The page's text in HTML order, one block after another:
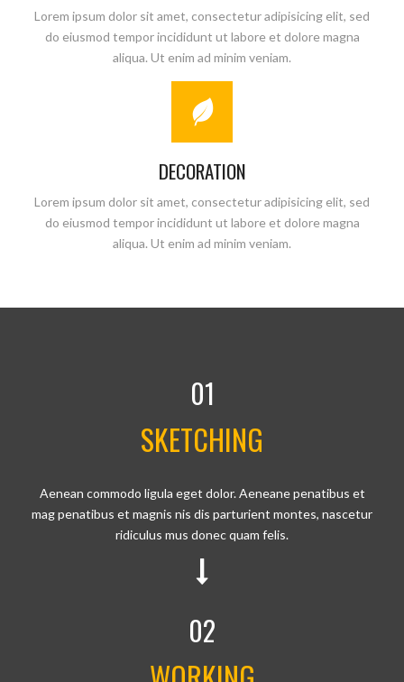
Lorem ipsum dolor sit amet, consectetur adipisicing elit, sed
do eiusmod tempor incididunt ut labore et dolore magna
aliqua. Ut enim ad minim veniam.
DECORATION
Lorem ipsum dolor sit amet, consectetur adipisicing elit, sed
do eiusmod tempor incididunt ut labore et dolore magna
aliqua. Ut enim ad minim veniam.
01
SKETCHING
Aenean commodo ligula eget dolor. Aeneane penatibus et
mag penatibus et magnis nis dis parturient montes, nascetur
ridiculus mus donec quam felis.
02